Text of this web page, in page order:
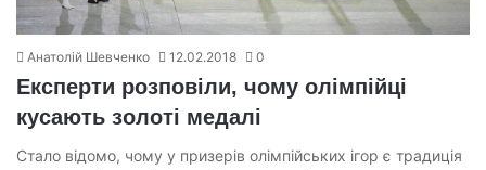
Анатолій Шевченко 12.02.2018 0
Експерти розповіли, чому олімпійці
кусають золоті медалі
Стало відомо, чому у призерів олімпійських ігор є традиція